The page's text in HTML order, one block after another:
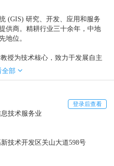
(GIS) 研究、开发、应用和服务
供商。精耕行业三十余年，中地
地位。
授为技术核心，致力于发展自主
软件 : 从成功研制出“中国第一套
系统 MapGIS”；从“引领 GIS 新
K9”的横空出世 , 到全球首款云
重推出。如今 , 中地软件技术再
平台 MapGIS 10.7，全面提升了
、大数据GIS、全栈开发五大维
科技创新，打造企业核心竞争
技进步二等奖四项 , 三等奖一项，
全部
登录后查看
技术服务业
技术开发区关山大道598号